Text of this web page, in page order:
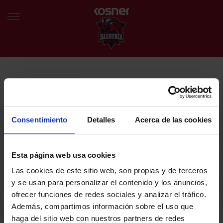
Consentimiento Detalles Acerca de las cookies
Esta página web usa cookies
Las cookies de este sitio web, son propias y de terceros
y se usan para personalizar el contenido y los anuncios,
ofrecer funciones de redes sociales y analizar el tráfico.
Además, compartimos información sobre el uso que
haga del sitio web con nuestros partners de redes
BERRIAK
SARRERAK
ABONATUAK
EGUTEGIA
Egin bat gure harmaila birtualarekin eta izan lehena klubaren
azken albiste eta promozioen berri izaten.
Baskoniaren Pribatutasun politika irakurri eta onartzen dut eta
Baskoniaren jarduerei, produktuei, zerbitzuei, lehiaketei, eskaintzei
eta/edo sustapenei buruzko komunikazio elektronikoak jaso nahi ditut.
DENDA OFIZIALA BASKONIA
SARRERAK